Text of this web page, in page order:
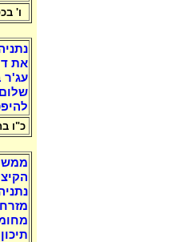
ו'
את
עג'ר
כ"ו
מזרח